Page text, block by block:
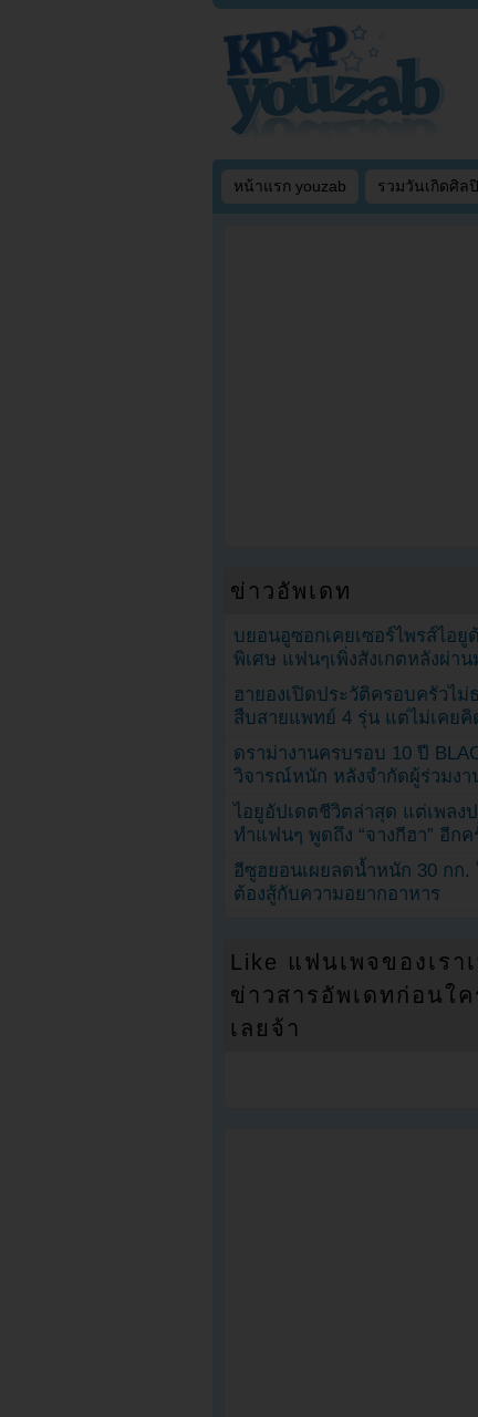
หน้าแรก youzab รวมวันเกิดศิล
ข่าวอัพเดท
บยอนอูซอกเคยเซอร์ไพรส์ไอยู
พิเศษ แฟนๆเพิ่งสังเกตหลังผ่าน
ฮายองเปิดประวัติครอบครัวไม่
สืบสายแพทย์ 4 รุ่น แต่ไม่เคยคิ
ดราม่างานครบรอบ 10 ปี
วิจารณ์หนัก หลังจำกัดผู้ร่วมง
ไอยูอัปเดตชีวิตล่าสุด แต่เพลง
ทำแฟนๆ พูดถึง “จางกีฮา” อีกค
อีซูฮยอนเผยลดน้ำหนัก 30 กก.
ต้องสู้กับความอยากอาหาร
Like แฟนเพจของเรา
ข่าวสารอัพเดทก่อนใ
เลยจ้า